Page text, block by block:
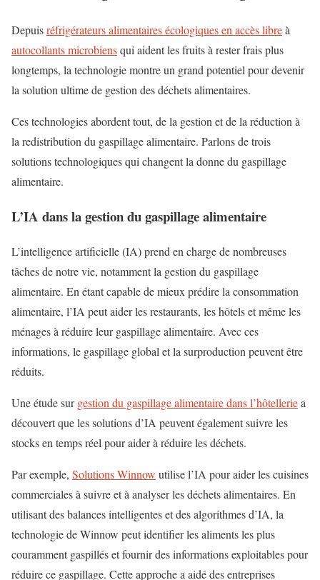
Depuisréfrigérateurs alimentaires écologiques en accès libreà
autocollants microbiensqui aident les fruits à rester frais plus
longtemps, la technologie montre un grand potentiel pour devenir
la solution ultime de gestion des déchets alimentaires.
Ces technologies abordent tout, de la gestion et de la réduction à
la redistribution du gaspillage alimentaire. Parlons de trois
solutions technologiques qui changent la donne du gaspillage
alimentaire.
L’IA dans la gestion du gaspillage alimentaire
L’intelligence artificielle (IA) prend en charge de nombreuses
tâches de notre vie, notamment la gestion du gaspillage
alimentaire. En étant capable de mieux prédire la consommation
alimentaire, l’IA peut aider les restaurants, les hôtels et même les
ménages à réduire leur gaspillage alimentaire. Avec ces
informations, le gaspillage global et la surproduction peuvent être
réduits.
Une étude surgestion du gaspillage alimentaire dans l’hôtelleriea
découvert que les solutions d’IA peuvent également suivre les
stocks en temps réel pour aider à réduire les déchets.
Par exemple, Solutions Winnow utilise l’IA pour aider les cuisines
commerciales à suivre et à analyser les déchets alimentaires. En
utilisant des balances intelligentes et des algorithmes d’IA, la
technologie de Winnow peut identifier les aliments les plus
couramment gaspillés et fournir des informations exploitables pour
réduire ce gaspillage. Cette approche a aidé des entreprises